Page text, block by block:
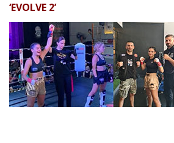
‘EVOLVE 2’